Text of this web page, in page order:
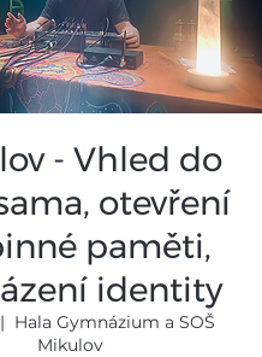
- Vhled do
otevření
paměti,
identity
Hala Gymnázium a SOŠ
Mikulov